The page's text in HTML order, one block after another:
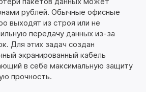
рублей. Обычные офисные
выходят из строя или не
передачу данных из-за
Для этих задач создан
экранированный кабель
в себе максимальную защиту
прочность.